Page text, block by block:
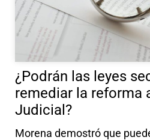
¿Podrán las leyes
remediar la reforma
Judicial?
Morena demostró que